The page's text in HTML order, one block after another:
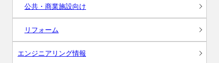
公共・商業施設向け
リフォーム
エンジニアリング情報